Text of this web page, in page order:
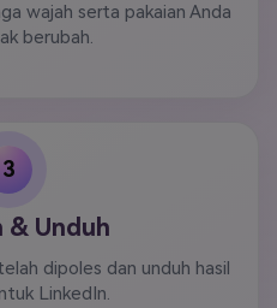
wajah serta pakaian Anda
berubah.
3
& Unduh
dipoles dan unduh hasil
LinkedIn.